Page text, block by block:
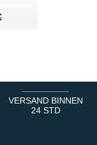
€
VERSAND BINNEN
24 STD